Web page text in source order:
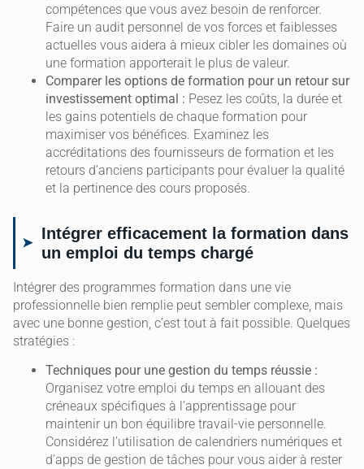
compétences que vous avez besoin de renforcer.
Faire un audit personnel de vos forces et faiblesses
actuelles vous aidera à mieux cibler les domaines où
une formation apporterait le plus de valeur.
Comparer les options de formation pour un retour sur
investissement optimal : Pesez les coûts, la durée et
les gains potentiels de chaque formation pour
maximiser vos bénéfices. Examinez les
accréditations des fournisseurs de formation et les
retours d’anciens participants pour évaluer la qualité
et la pertinence des cours proposés.
Intégrer efficacement la formation dans
un emploi du temps chargé
Intégrer des programmes formation dans une vie
professionnelle bien remplie peut sembler complexe, mais
avec une bonne gestion, c’est tout à fait possible. Quelques
stratégies :
Techniques pour une gestion du temps réussie :
Organisez votre emploi du temps en allouant des
créneaux spécifiques à l’apprentissage pour
maintenir un bon équilibre travail-vie personnelle.
Considérez l’utilisation de calendriers numériques et
d’apps de gestion de tâches pour vous aider à rester